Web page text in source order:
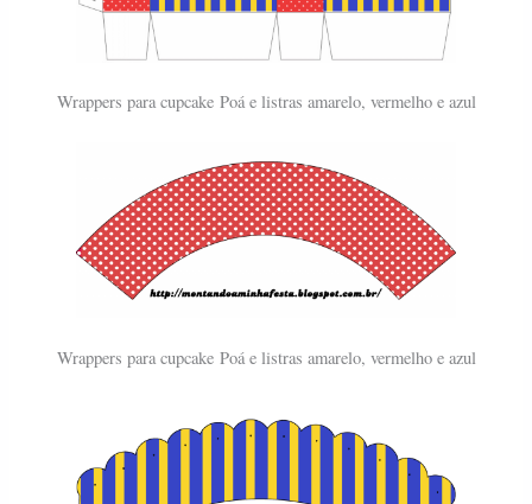
Wrappers para cupcake Poá e listras amarelo, vermelho e azul
Wrappers para cupcake Poá e listras amarelo, vermelho e azul